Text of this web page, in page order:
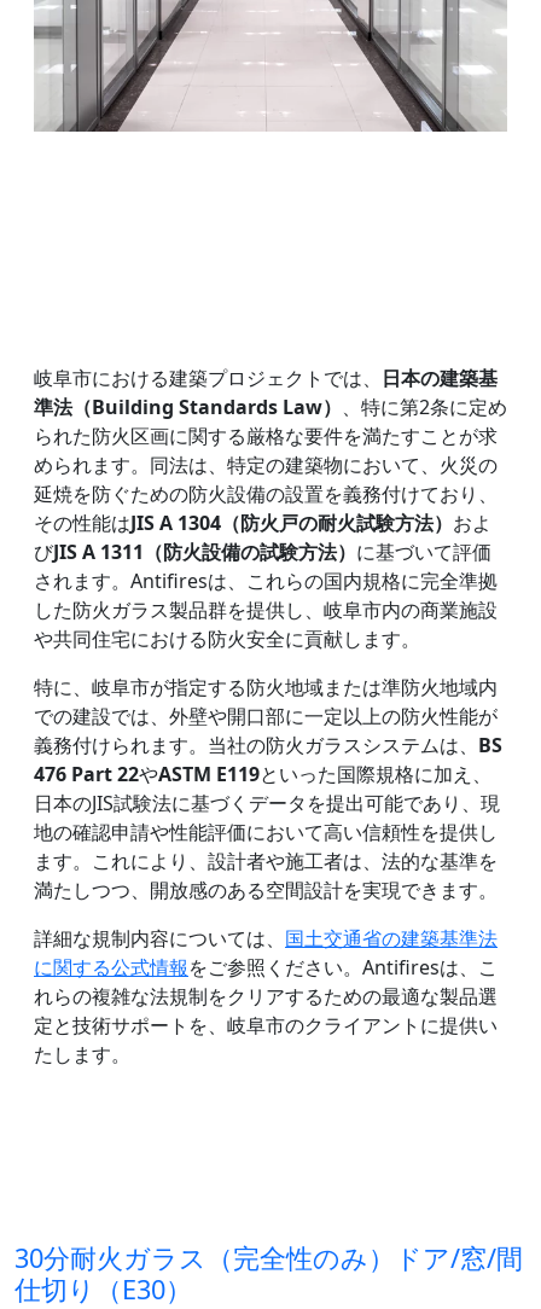
岐阜市における建築プロジェクトでは、 日本の建築基
準法（Building Standards Law） 、特に第2条に定め
られた防火区画に関する厳格な要件を満たすことが求
められます。同法は、特定の建築物において、火災の
延焼を防ぐための防火設備の設置を義務付けており、
その性能はJIS A 1304（防火戸の耐火試験方法） およ
びJIS A 1311（防火設備の試験方法） に基づいて評価
されます。Antifiresは、これらの国内規格に完全準拠
した防火ガラス製品群を提供し、岐阜市内の商業施設
や共同住宅における防火安全に貢献します。
特に、岐阜市が指定する防火地域または準防火地域内
での建設では、外壁や開口部に一定以上の防火性能が
義務付けられます。当社の防火ガラスシステムは、 BS
476 Part 22やASTM E119といった国際規格に加え、
日本のJIS試験法に基づくデータを提出可能であり、現
地の確認申請や性能評価において高い信頼性を提供し
ます。これにより、設計者や施工者は、法的な基準を
満たしつつ、開放感のある空間設計を実現できます。
詳細な規制内容については、 国土交通省の建築基準法
に関する公式情報をご参照ください。Antifiresは、こ
れらの複雑な法規制をクリアするための最適な製品選
定と技術サポートを、岐阜市のクライアントに提供い
たします。
30分耐火ガラス（完全性のみ）ドア/窓/間
仕切り（E30）